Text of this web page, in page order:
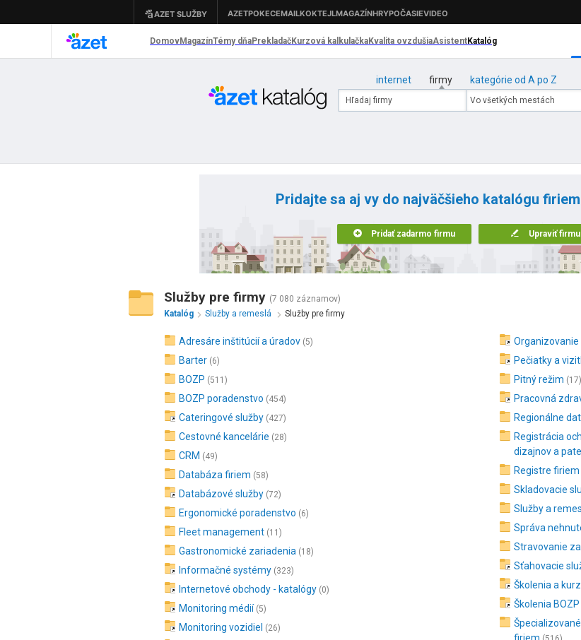
internet firmy kategórie od A po Z
Pridajte sa aj vy do najväčšieho katalógu
Pridať zadarmo firmu Upraviť firmu
Služby pre firmy (7 080 záznamov)
Katalóg
Služby a remeslá Služby pre firmy
Adresáre inštitúcií a úradov (5)
Barter (6)
BOZP (511)
BOZP poradenstvo (454)
Cateringové služby (427)
Cestovné kancelárie (28)
CRM (49)
Databáza firiem (58)
Databázové služby (72)
Ergonomické poradenstvo (6)
Fleet management (11)
Gastronomické zariadenia (18)
Informačné systémy (323)
Internetové obchody - katalógy (0)
Monitoring médií (5)
Monitoring vozidiel (26)
Pečiatky a
Pitný režim (17)
Pracovná
Regionálne
Registrácia
dizajnov a
Registre firiem
Skladovacie
Služby a
Správa
Stravovanie
Sťahovacie
Školenia a
Školenia BOZP